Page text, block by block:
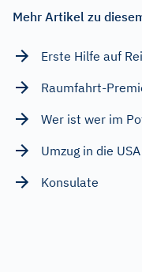
Mehr Artikel zu
Erste Hilfe auf
Raumfahrt-
Wer ist wer im
Umzug in die USA
Konsulate